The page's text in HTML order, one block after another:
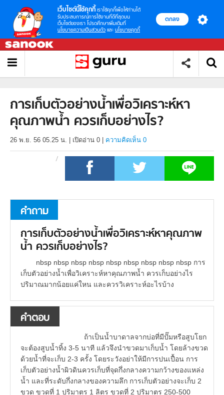
เว็บไซต์นี้ใช้คุกกี้ เราใช้คุกกี้เพื่อให้ท่านได้
รับประสบการณ์การใช้งานที่ดีที่สุดบน
เว็บไซต์ของเรา โปรดศึกษาเพิ่มเติมที่
นโยบายความเป็นส่วนตัว และ นโยบายคุกกี้
ตกลง
การเก็บตัวอย่างน้ำเพื่อวิเคราะห์หา
คุณภาพน้ำ ควรเก็บอย่างไร?
26 พ.ย. 56 05.25 น. เปิดอ่าน 0 ความคิดเห็น 0
คำถาม
การเก็บตัวอย่างน้ำเพื่อวิเคราะห์หาคุณภาพ
น้ำ ควรเก็บอย่างไร?
nbsp nbsp nbsp nbsp nbsp nbsp nbsp nbsp nbsp การ
เก็บตัวอย่างน้ำเพื่อวิเคราะห์หาคุณภาพน้ำ ควรเก็บอย่างไร
ปริมาณมากน้อยแค่ใหน และควรวิเคราะห์อะไรบ้าง
คำตอบ
ถ้าเป็นน้ำบาดาลจากบ่อที่มีปั๊มหรือสูบโยก
จะต้องสูบน้ำทิ้ง 3-5 นาที แล้วจึงนำขวดมาเก็บน้ำ โดยล้างขวด
ด้วยน้ำที่จะเก็บ 2-3 ครั้ง โดยระวังอย่าให้มีการปนเปื้อน การ
เก็บตัวอย่างน้ำผิวดินควรเก็บที่จุดกึ่งกลางความกว้างของแหล่ง
น้ำ และที่ระดับกึ่งกลางของความลึก การเก็บตัวอย่างจะเก็บ 2
ขวด ขวดที่ 1 ปริมาตร 1 ลิตร ขวดที่ 2 ปริมาตร 250-500